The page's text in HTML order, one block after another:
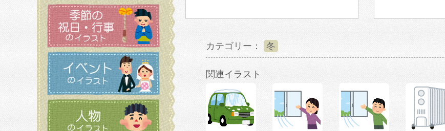
カテゴリー： 冬
関連イラスト